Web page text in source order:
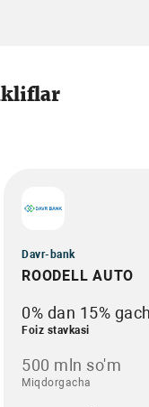
Davr-bank
ROODELL AUTO
0% dan 15%
Foiz stavkasi
500 mln so'm
Miqdorgacha